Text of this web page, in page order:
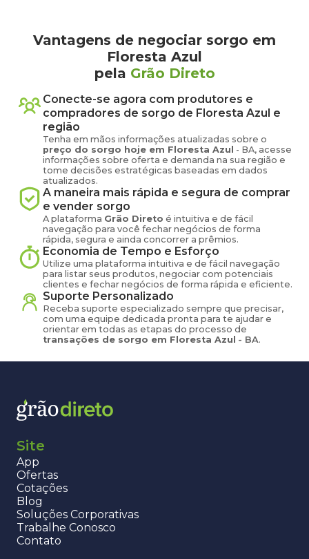
Vantagens de negociar sorgo em
Floresta Azul
pela Grão Direto
Conecte-se agora com produtores e
compradores de sorgo de Floresta Azul e
região
Tenha em mãos informações atualizadas sobre o
preço do sorgo hoje em Floresta Azul - BA, acesse
informações sobre oferta e demanda na sua região e
tome decisões estratégicas baseadas em dados
atualizados.
A maneira mais rápida e segura de comprar
e vender sorgo
A plataforma Grão Direto é intuitiva e de fácil
navegação para você fechar negócios de forma
rápida, segura e ainda concorrer a prêmios.
Economia de Tempo e Esforço
Utilize uma plataforma intuitiva e de fácil navegação
para listar seus produtos, negociar com potenciais
clientes e fechar negócios de forma rápida e eficiente.
Suporte Personalizado
Receba suporte especializado sempre que precisar,
com uma equipe dedicada pronta para te ajudar e
orientar em todas as etapas do processo de
transações de sorgo em Floresta Azul - BA.
Site
App
Ofertas
Cotações
Blog
Soluções Corporativas
Trabalhe Conosco
Contato